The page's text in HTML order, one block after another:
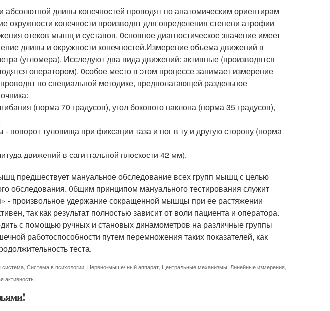
длины конечностей проводят по анатомическим ориентирам
окружности конечности производят для определения степени атрофии
отеков мышц и суставов. 0сновное диагностическое значение имеет
длины и окружности конечностей.Измерение объема движений в
(угломера). Исследуют два вида движений: активные (производятся
оператором). 0собое место в этом процессе занимает измерение
по специальной методике, предполагающей раздельное
(норма 70 градусов), угол бокового наклона (норма 35 градусов),
поворот туловища при фиксации таза и ног в ту и другую сторону (норма
движений в сагиттальной плоскости 42 мм).
предшествует мануальное обследование всех групп мышц с целью
обследования. 0бщим принципом мануального тестирования служит
- произвольное удержание сокращенной мышцы при ее растяжении
так как результат полностью зависит от воли пациента и оператора.
с помощью ручных и становых динамометров на различные группы
работоспособности путем перемножения таких показателей, как
теста.
система Система в психологии Нервно-мышечный аппарат Центральные механизмы Линейные измерения
активность